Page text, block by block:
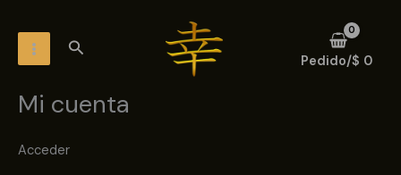
contenidoMENUBuscar
Pedido/$ 0
Mi cuenta
Acceder